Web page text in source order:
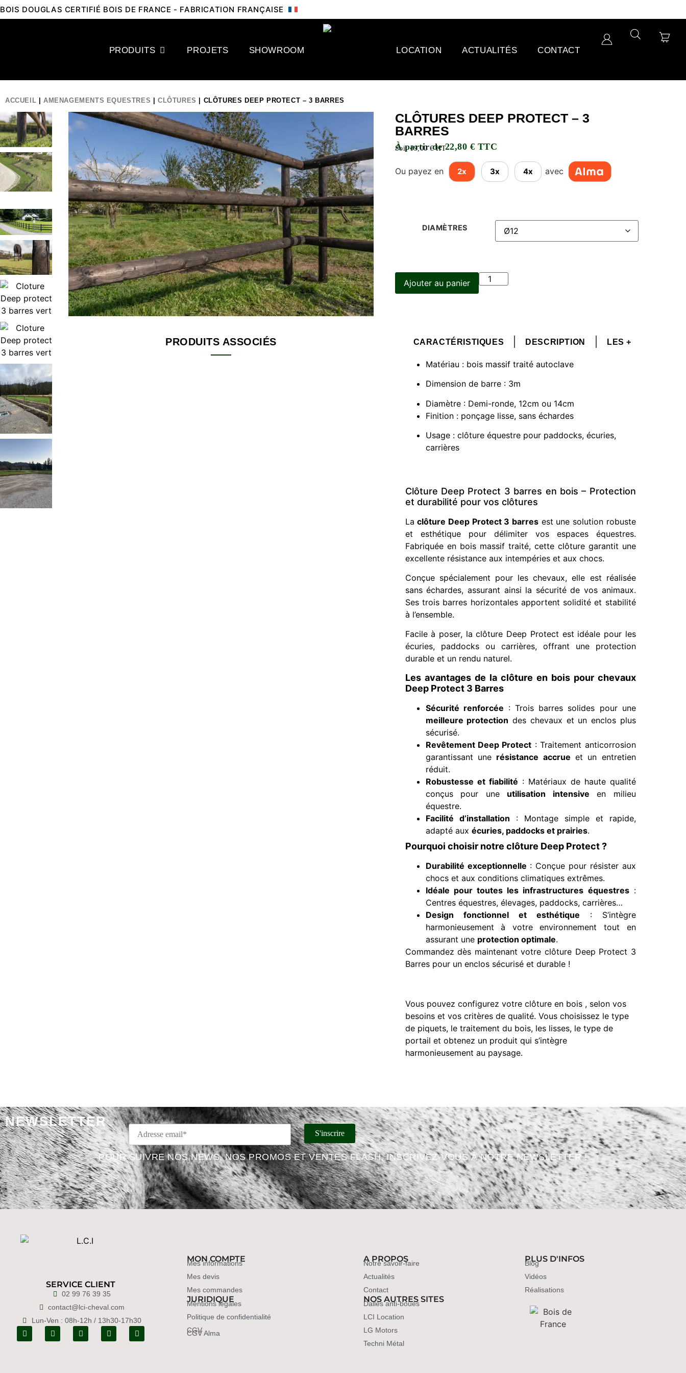
BOIS DOUGLAS CERTIFIÉ BOIS DE FRANCE - FABRICATION FRANÇAISE
PRODUITS PROJETS SHOWROOM LOCATION ACTUALITÉS CONTACT
ACCUEIL |AMENAGEMENTS EQUESTRES |CLÔTURES | CLÔTURES DEEP PROTECT – 3 BARRES
PRODUITS ASSOCIÉS
CLÔTURES DEEP PROTECT – 3
BARRES
À partir de 22,80 € TTC
Soit 19,00 € HT
Ou payez en 2x 3x 4x avec
DIAMÈTRES
Ajouter au panier
CARACTÉRISTIQUES DESCRIPTION LES +
Matériau : bois massif traité autoclave
Dimension de barre : 3m
Diamètre : Demi-ronde, 12cm ou 14cm
Finition : ponçage lisse, sans échardes
Usage : clôture équestre pour paddocks, écuries,
carrières
Clôture Deep Protect 3 barres en bois – Protection
et durabilité pour vos clôtures
Laclôture Deep Protect 3 barres est une solution robuste
et esthétique pour délimiter vos espaces équestres.
Fabriquée en bois massif traité, cette clôture garantit une
excellente résistance aux intempéries et aux chocs.
Conçue spécialement pour les chevaux, elle est réalisée
sans échardes, assurant ainsi la sécurité de vos animaux.
Ses trois barres horizontales apportent solidité et stabilité
à l’ensemble.
Facile à poser, la clôture Deep Protect est idéale pour les
écuries, paddocks ou carrières, offrant une protection
durable et un rendu naturel.
Les avantages de la clôture en bois pour chevaux
Deep Protect 3 Barres
Sécurité renforcée : Trois barres solides pour une
meilleure protection des chevaux et un enclos plus
sécurisé.
Revêtement Deep Protect : Traitement anticorrosion
garantissant une résistance accrue et un entretien
réduit.
Robustesse et fiabilité : Matériaux de haute qualité
conçus pour une utilisation intensive en milieu
équestre.
Facilité d’installation : Montage simple et rapide,
adapté aux écuries, paddocks et prairies.
Pourquoi choisir notre clôture Deep Protect ?
Durabilité exceptionnelle : Conçue pour résister aux
chocs et aux conditions climatiques extrêmes.
Idéale pour toutes les infrastructures équestres:
Centres équestres, élevages, paddocks, carrières…
Design fonctionnel et esthétique : S’intègre
harmonieusement à votre environnement tout en
assurant une protection optimale.
Commandez dès maintenant votre clôture Deep Protect 3
Barres pour un enclos sécurisé et durable !
Vous pouvez configurez votre clôture en bois , selon vos
besoins et vos critères de qualité. Vous choisissez le type
de piquets, le traitement du bois, les lisses, le type de
portail et obtenez un produit qui s’intègre
harmonieusement au paysage.
NEWSLETTER
POUR SUIVRE NOS NEWS, NOS PROMOS ET VENTES FLASH, INSCRIVEZ-VOUS À NOTRE NEWSLETTER !
SERVICE CLIENT
02 99 76 39 35
contact@lci-cheval.com
Lun-Ven : 08h-12h / 13h30-17h30
MON COMPTE
Mes informations
Mes devis
Mes commandes
JURIDIQUE
Mentions légales
Politique de confidentialité
CGV
CGV Alma
A PROPOS
Notre savoir-faire
Actualités
Contact
NOS AUTRES SITES
Dalles anti-boues
LCI Location
LG Motors
Techni Métal
PLUS D'INFOS
Blog
Vidéos
Réalisations